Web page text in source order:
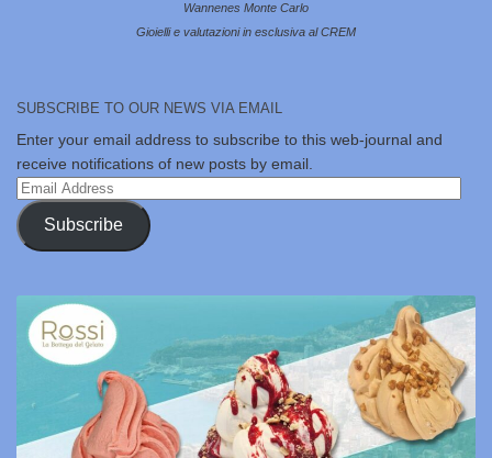
Wannenes Monte Carlo
Gioielli e valutazioni in esclusiva al CREM
SUBSCRIBE TO OUR NEWS VIA EMAIL
Enter your email address to subscribe to this web-journal and
receive notifications of new posts by email.
Email
Address
Subscribe